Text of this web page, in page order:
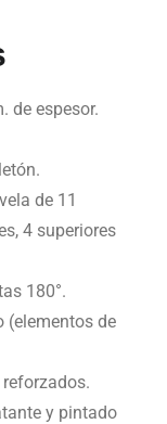
de espesor.
de 11
4 superiores
180°.
(elementos de
y pintado